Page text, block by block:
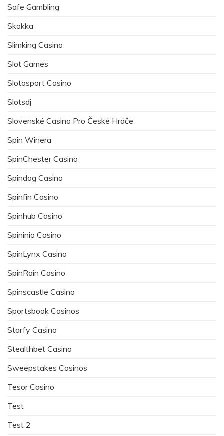
Safe Gambling
Skokka
Slimking Casino
Slot Games
Slotosport Casino
Slotsdj
Slovenské Casino Pro České Hráče
Spin Winera
SpinChester Casino
Spindog Casino
Spinfin Casino
Spinhub Casino
Spininio Casino
SpinLynx Casino
SpinRain Casino
Spinscastle Casino
Sportsbook Casinos
Starfy Casino
Stealthbet Casino
Sweepstakes Casinos
Tesor Casino
Test
Test 2